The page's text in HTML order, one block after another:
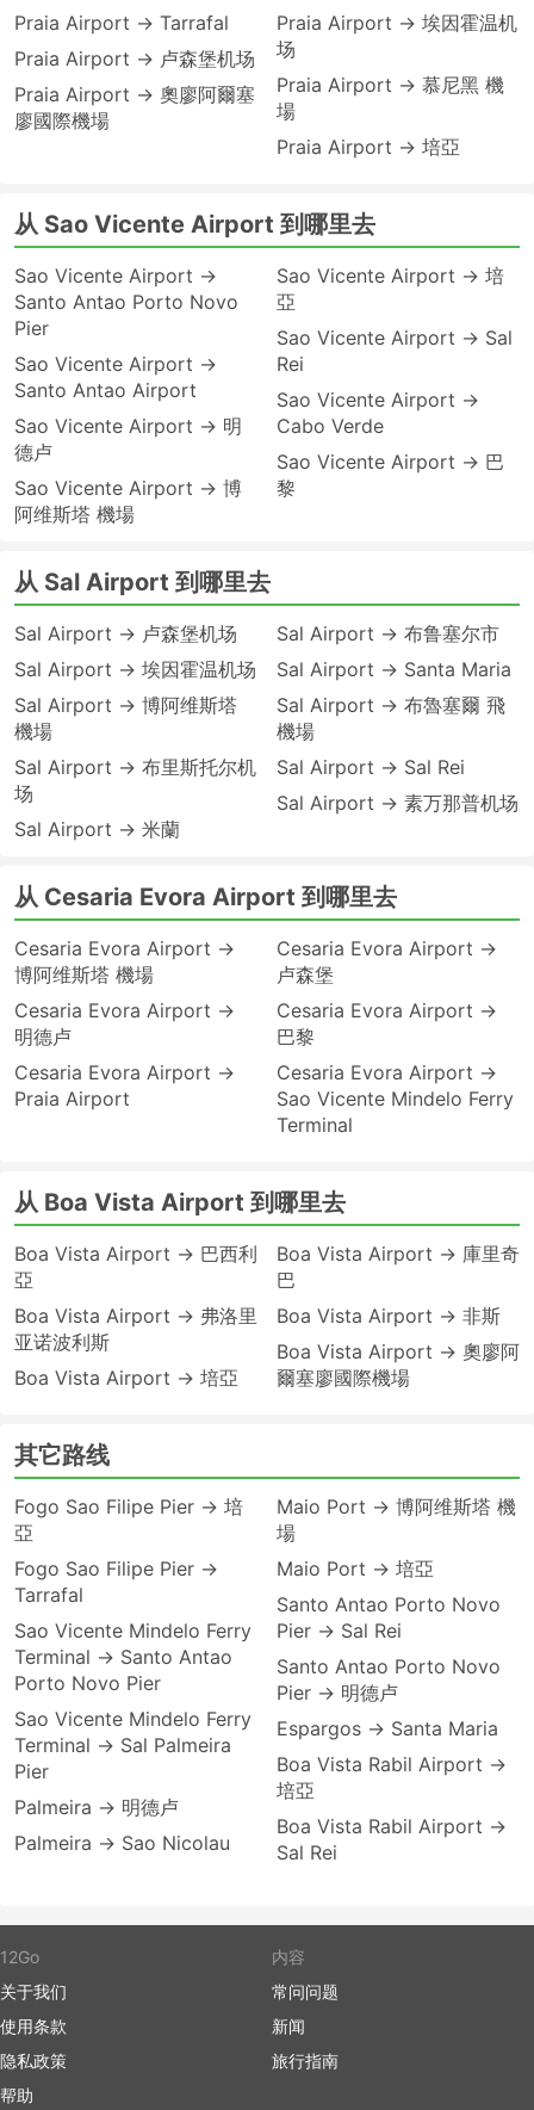
Praia Airport → Tarrafal
Praia Airport → 卢森堡机场
Praia Airport → 奧廖阿爾塞
廖國際機場
Praia Airport → 埃因霍温机
场
Praia Airport → 慕尼黑 機
場
Praia Airport → 培亞
从 Sao Vicente Airport 到哪里去
Sao Vicente Airport →
Santo Antao Porto Novo
Pier
Sao Vicente Airport →
Santo Antao Airport
Sao Vicente Airport → 明
德卢
Sao Vicente Airport → 博
阿维斯塔 機場
Sao Vicente Airport → 培
亞
Sao Vicente Airport → Sal
Rei
Sao Vicente Airport →
Cabo Verde
Sao Vicente Airport → 巴
黎
从 Sal Airport 到哪里去
Sal Airport → 卢森堡机场
Sal Airport → 埃因霍温机场
Sal Airport → 博阿维斯塔
機場
Sal Airport → 布里斯托尔机
场
Sal Airport → 米蘭
Sal Airport → 布鲁塞尔市
Sal Airport → Santa Maria
Sal Airport → 布魯塞爾 飛
機場
Sal Airport → Sal Rei
Sal Airport → 素万那普机场
从 Cesaria Evora Airport 到哪里去
Cesaria Evora Airport →
博阿维斯塔 機場
Cesaria Evora Airport →
明德卢
Cesaria Evora Airport →
Praia Airport
Cesaria Evora Airport →
卢森堡
Cesaria Evora Airport →
巴黎
Cesaria Evora Airport →
Sao Vicente Mindelo Ferry
Terminal
从 Boa Vista Airport 到哪里去
Boa Vista Airport → 巴西利
亞
Boa Vista Airport → 弗洛里
亚诺波利斯
Boa Vista Airport → 培亞
Boa Vista Airport → 庫里奇
巴
Boa Vista Airport → 非斯
Boa Vista Airport → 奧廖阿
爾塞廖國際機場
其它路线
Fogo Sao Filipe Pier → 培
亞
Fogo Sao Filipe Pier →
Tarrafal
Sao Vicente Mindelo Ferry
Terminal → Santo Antao
Porto Novo Pier
Sao Vicente Mindelo Ferry
Terminal → Sal Palmeira
Pier
Palmeira → 明德卢
Palmeira → Sao Nicolau
Maio Port → 博阿维斯塔 機
場
Maio Port → 培亞
Santo Antao Porto Novo
Pier → Sal Rei
Santo Antao Porto Novo
Pier → 明德卢
Espargos → Santa Maria
Boa Vista Rabil Airport →
培亞
Boa Vista Rabil Airport →
Sal Rei
12Go
关于我们
使用条款
隐私政策
帮助
内容
常问问题
新闻
旅行指南